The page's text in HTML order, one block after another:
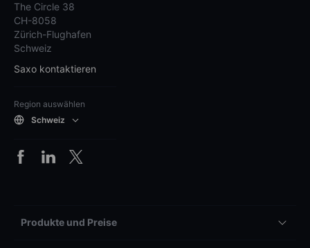
The Circle 38
CH-8058
Zürich-Flughafen
Schweiz
Saxo kontaktieren
Region auswählen
Schweiz
Produkte und Preise